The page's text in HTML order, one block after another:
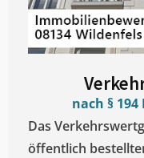
nach §
Das
öffentlich